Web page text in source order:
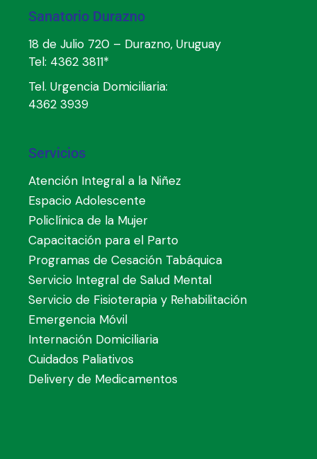
Sanatorio Durazno
18 de Julio 720 – Durazno, Uruguay
Tel: 4362 3811*
Tel. Urgencia Domiciliaria:
4362 3939
Servicios
Atención Integral a la Niñez
Espacio Adolescente
Policlínica de la Mujer
Capacitación para el Parto
Programas de Cesación Tabáquica
Servicio Integral de Salud Mental
Servicio de Fisioterapia y Rehabilitación
Emergencia Móvil
Internación Domiciliaria
Cuidados Paliativos
Delivery de Medicamentos